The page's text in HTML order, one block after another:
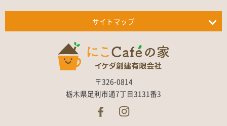
サイトマップ
〒326-0814
栃木県足利市通7丁目3131番3